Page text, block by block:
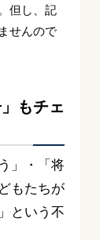
但し、記
せんので
もチェ
」・「将
もたちが
という不